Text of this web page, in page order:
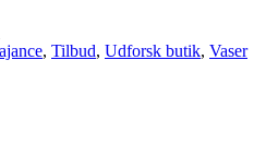
aktuelle
, Tilbud, Udforsk butik, Vaser